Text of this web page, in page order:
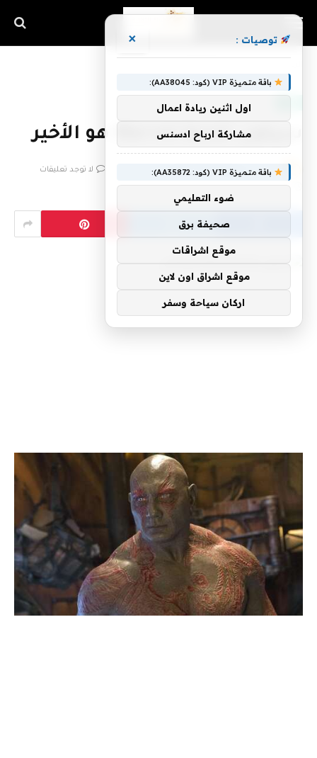
سيكون تكملة Marvel هو الأخير
بواسطة فريق اشراق التقنية 6 يناير، 2023 لا توجد تعليقات
3 دقائق
توصيات : ×
باقة متميزة VIP (كود: AA38045):
اول اثنين ريادة اعمال
مشاركة ارباح ادسنس
باقة متميزة VIP (كود: AA35872):
ضوء التعليمي
صحيفة برق
موقع اشراقات
موقع اشراق اون لاين
اركان سياحة وسفر